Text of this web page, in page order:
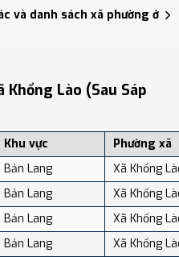
Dân số: 16,924 người, Mật
và danh sách xã phường ở
địa điểm, dịch vụ và du
Khổng Lào (sau Sáp
Khu vực
Phường xã
Bản Lang
Xã Khổng
Bản Lang
Xã Khổng
Bản Lang
Xã Khổng
Bản Lang
Xã Khổng